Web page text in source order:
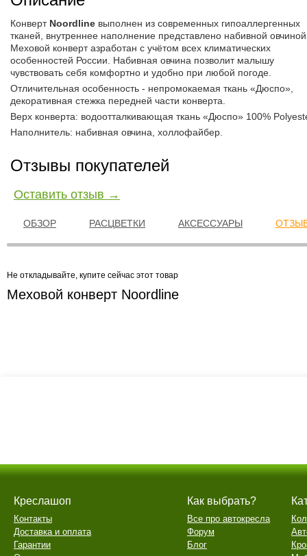
Конверт Noordline выполнен из современных гипоаллергенных
тканей, внутреннее наполнение представлено набивной
Меховой конверт азработан с учётом всех климатических
особенностей России. Набивная овчина позволит малышу
чувствовать себя комфортно и удобно при любой погоде.
Отличительная особенность - непромокаемая ткань «Дюспо»,
декоративная стежка передней части конверта.
Верх конверта: водоотталкивающая ткань «Дюспо» 100%
Наполнитель: набивная овчина, холлофайбер.
Отзывы покупателей
Оставить отзыв →
ОБЗОР РАСЦВЕТКИ АКСЕССУАРЫ
Не откладывайте, купите сейчас этот товар
Меховой конверт Noordline
Креслашоп
Контакты
Доставка и оплата
Гарантии
Как выбрать?
Все про автокресла
Форум
Блог